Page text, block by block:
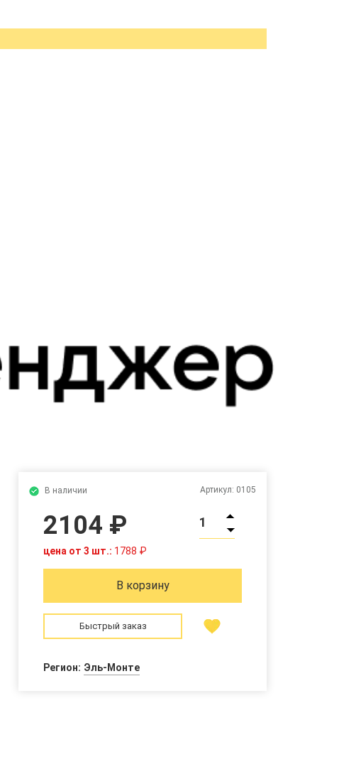
В наличии Артикул: 0105
2104 ₽
цена от 3 шт.: 1788 ₽
1
В корзину
Быстрый заказ
Регион: Эль-Монте